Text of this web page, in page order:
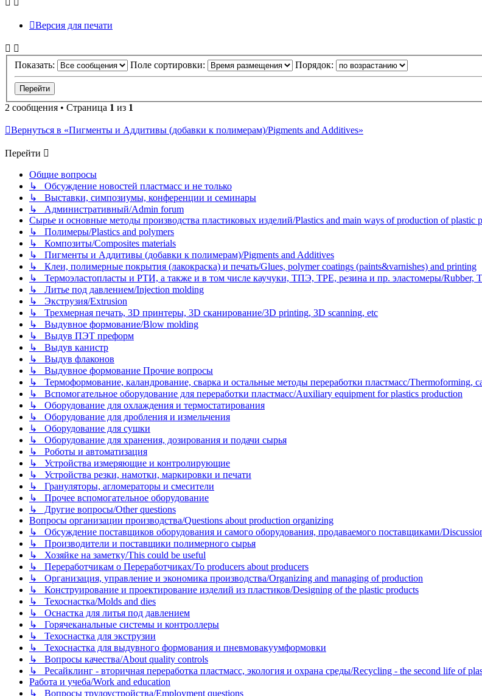
Версия для печати
Показать: Поле сортировки: Порядок:
2 сообщения • Страница 1 из 1
Вернуться в «Пигменты и Аддитивы (добавки к полимерам)/Pigments and Additives»
Перейти
Общие вопросы
↳ Обсуждение новостей пластмасс и не только
↳ Выставки, симпозиумы, конференции и семинары
↳ Административный/Admin forum
Сырье и основные методы производства пластиковых изделий/Plastics and main ways of production of plastic
↳ Полимеры/Plastics and polymers
↳ Композиты/Сomposites materials
↳ Пигменты и Аддитивы (добавки к полимерам)/Pigments and Additives
↳ Клеи, полимерные покрытия (лакокраска) и печать/Glues, polymer coatings (paints&varnishes) and printing
↳ Термоэластопласты и РТИ, а также и в том числе каучуки, ТПЭ, TPE, резина и пр. эластомеры/Rubber,
↳ Литье под давлением/Injection molding
↳ Экструзия/Extrusion
↳ Трехмерная печать, 3D принтеры, 3D сканирование/3D printing, 3D scanning, etc
↳ Выдувное формование/Blow molding
↳ Выдув ПЭТ преформ
↳ Выдув канистр
↳ Выдув флаконов
↳ Выдувное формование Прочие вопросы
↳ Термоформование, каландрование, сварка и остальные методы переработки пластмасс/Thermoforming,
↳ Вспомогательное оборудование для переработки пластмасс/Auxiliary equipment for plastics production
↳ Оборудование для охлаждения и термостатирования
↳ Оборудование для дробления и измельчения
↳ Оборудование для сушки
↳ Оборудование для хранения, дозирования и подачи сырья
↳ Роботы и автоматизация
↳ Устройства измеряющие и контролирующие
↳ Устройства резки, намотки, маркировки и печати
↳ Грануляторы, агломераторы и смесители
↳ Прочее вспомогательное оборудование
↳ Другие вопросы/Other questions
Вопросы организации производства/Questions about production organizing
↳ Обсуждение поставщиков оборудования и самого оборудования, продаваемого поставщиками/
↳ Производители и поставщики полимерного сырья
↳ Хозяйке на заметку/This could be useful
↳ Переработчикам о Переработчиках/To producers about producers
↳ Организация, управление и экономика производства/Organizing and managing of production
↳ Конструирование и проектирование изделий из пластиков/Designing of the plastic products
↳ Техоснастка/Molds and dies
↳ Оснастка для литья под давлением
↳ Горячеканальные системы и контроллеры
↳ Техоснастка для экструзии
↳ Техоснастка для выдувного формования и пневмовакуумформовки
↳ Вопросы качества/About quality controls
↳ Ресайклинг - вторичная переработка пластмасс, экология и охрана среды/Recycling - the second life of
Работа и учеба/Work and education
↳ Вопросы трудоустройства/Employment questions